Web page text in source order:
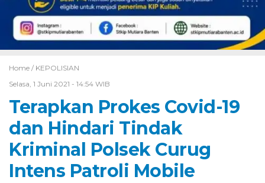
Home / KEPOLISIAN
Selasa, 1 Juni 2021 - 14:54 WIB
Terapkan Prokes Covid-19
dan Hindari Tindak
Kriminal Polsek Curug
Intens Patroli Mobile